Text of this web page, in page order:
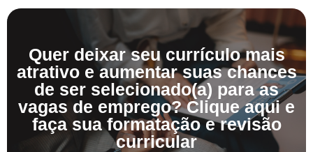
Quer deixar seu currículo mais
atrativo e aumentar suas chances
de ser selecionado(a) para as
vagas de emprego? Clique aqui e
faça sua formatação e revisão
curricular